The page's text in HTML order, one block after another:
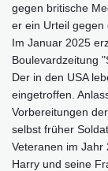
gegen britische
er ein Urteil gegen
Im Januar 2025
Boulevardzeitung
Der in den USA
eingetroffen.
Vorbereitungen
selbst früher
Veteranen im Jahr
Harry und seine